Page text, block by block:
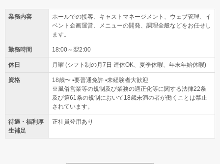
業務内容
ホールでの接客、キャストマネージメント、ウェブ管理、イ
ベント企画運営、メニューの開発、調理全般などをお任せし
ます。
勤務時間 18:00～翌2:00
休日 月曜 (シフト制の月7日 連休OK、夏季休暇、年末年始休暇)
資格
18歳〜 ▪要普通免許 ▪未経験者大歓迎
※風俗営業等の規制及び業務の適正化等に関する法律22条
及び第61条の規制において18歳未満の者が働くことは禁止
されています。
待遇・福利厚
生補足
正社員登用あり